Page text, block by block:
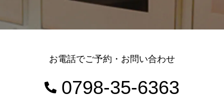
お電話でご予約・お問い合わせ
0798-35-6363